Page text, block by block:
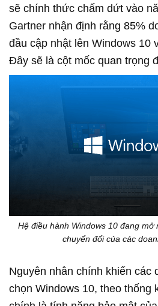
sẽ chính thức chấm dứt vào
Gartner nhận định rằng 85%
đầu cập nhật lên Windows 10
Đây sẽ là cột mốc quan trọng
Hệ điều hành Windows 10 đang
chuyển đổi của các
Nguyên nhân chính khiến các
chọn Windows 10, theo thống